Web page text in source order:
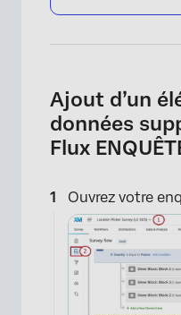
Ajout d’un
données
Flux
Ouvrez votre